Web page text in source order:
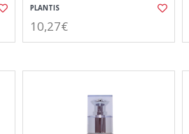
PLANTIS
10,27€